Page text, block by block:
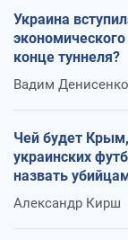
Украина
конце туннеля?
Вадим Денисенко
Чей будет
украинских
назвать
Александр Кирш